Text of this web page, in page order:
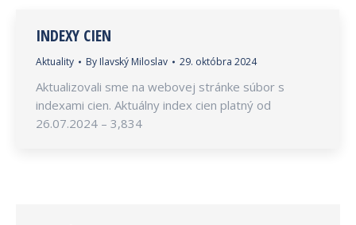
INDEXY CIEN
Aktuality By Ilavský Miloslav 29. októbra 2024
Aktualizovali sme na webovej stránke súbor s
indexami cien. Aktuálny index cien platný od
26.07.2024 – 3,834